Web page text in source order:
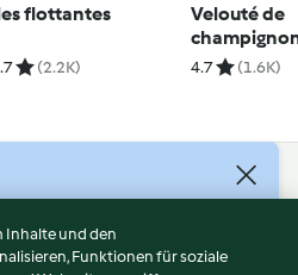
flottantes
(2.2K)
Velouté de
4.7 (1.6K)
Inhalte und den
Funktionen für soziale